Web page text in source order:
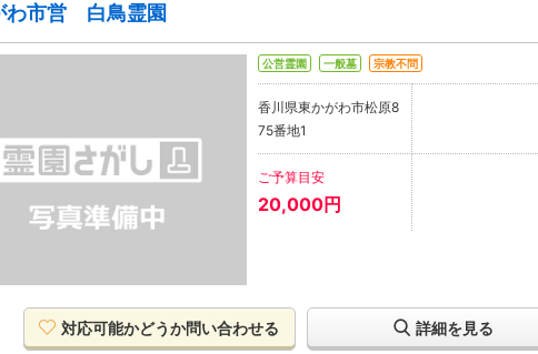
わ市営 白鳥霊園
公営霊園 一般墓 宗教不問
香川県東かがわ市松原8
75番地1
ご予算目安
20,000円
対応可能かどうか問い合わせる 詳細を見る